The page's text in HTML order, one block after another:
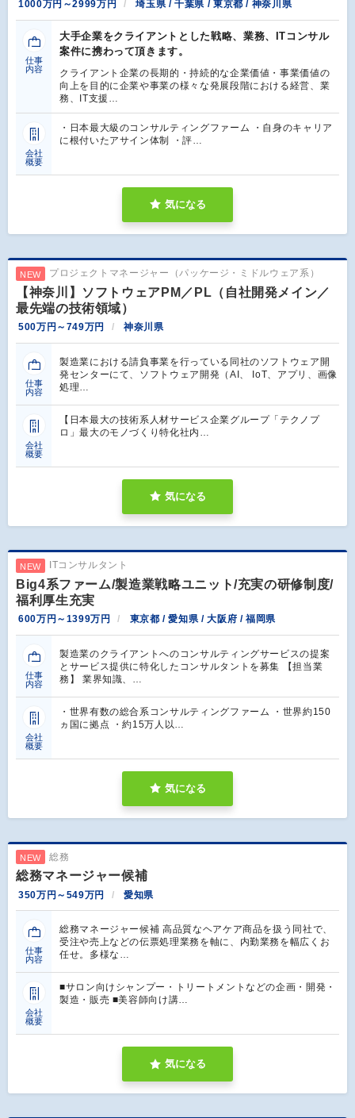
1000万円～2999万円 埼玉県 / 千葉県 / 東京都 / 神奈川県
仕事
内容
大手企業をクライアントとした戦略、業務、ITコンサル
案件に携わって頂きます。
クライアント企業の長期的・持続的な企業価値・事業価値の
向上を目的に企業や事業の様々な発展段階における経営、業
務、IT支援…
会社
概要
・日本最大級のコンサルティングファーム ・自身のキャリア
に根付いたアサイン体制 ・評…
気になる
NEW プロジェクトマネージャー（パッケージ・ミドルウェア系）
【神奈川】ソフトウェアPM／PL（自社開発メイン／
最先端の技術領域）
500万円～749万円 神奈川県
仕事
内容
製造業における請負事業を行っている同社のソフトウェア開
発センターにて、ソフトウェア開発（AI、 IoT、アプリ、画像
処理…
会社
概要
【日本最大の技術系人材サービス企業グループ「テクノプ
ロ」最大のモノづくり特化社内…
気になる
NEW ITコンサルタント
Big4系ファーム/製造業戦略ユニット/充実の研修制度/
福利厚生充実
600万円～1399万円 東京都 / 愛知県 / 大阪府 / 福岡県
仕事
内容
製造業のクライアントへのコンサルティングサービスの提案
とサービス提供に特化したコンサルタントを募集 【担当業
務】 業界知識、…
会社
概要
・世界有数の総合系コンサルティングファーム ・世界約150
ヵ国に拠点 ・約15万人以…
気になる
NEW 総務
総務マネージャー候補
350万円～549万円 愛知県
仕事
内容
総務マネージャー候補 高品質なヘアケア商品を扱う同社で、
受注や売上などの伝票処理業務を軸に、内勤業務を幅広くお
任せ。多様な…
会社
概要
■サロン向けシャンプー・トリートメントなどの企画・開発・
製造・販売 ■美容師向け講…
気になる